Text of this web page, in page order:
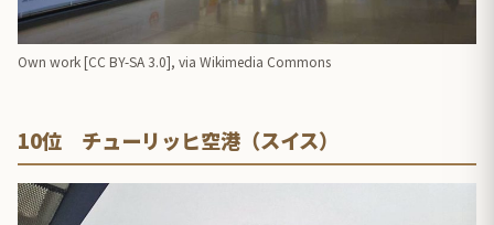
Own work [CC BY-SA 3.0], via Wikimedia Commons
10位 チューリッヒ空港（スイス）